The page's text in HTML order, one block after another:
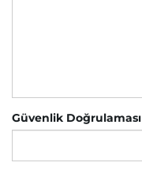
Güvenlik Doğrulaması